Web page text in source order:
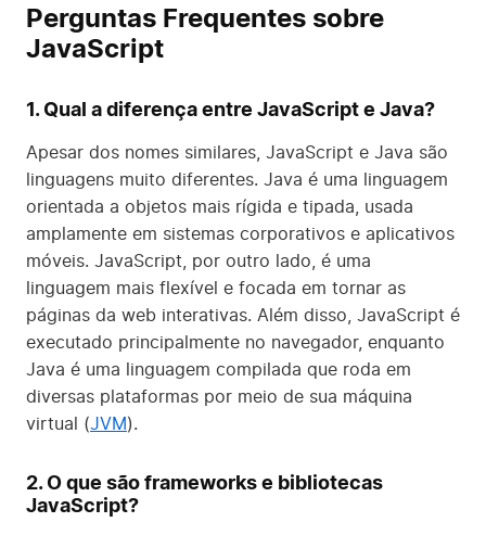
Perguntas Frequentes sobre
JavaScript
1. Qual a diferença entre JavaScript e Java?
Apesar dos nomes similares, JavaScript e Java são
linguagens muito diferentes. Java é uma linguagem
orientada a objetos mais rígida e tipada, usada
amplamente em sistemas corporativos e aplicativos
móveis. JavaScript, por outro lado, é uma
linguagem mais flexível e focada em tornar as
páginas da web interativas. Além disso, JavaScript é
executado principalmente no navegador, enquanto
Java é uma linguagem compilada que roda em
diversas plataformas por meio de sua máquina
virtual (JVM).
2. O que são frameworks e bibliotecas
JavaScript?